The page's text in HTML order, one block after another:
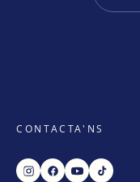
CONTACTA'NS